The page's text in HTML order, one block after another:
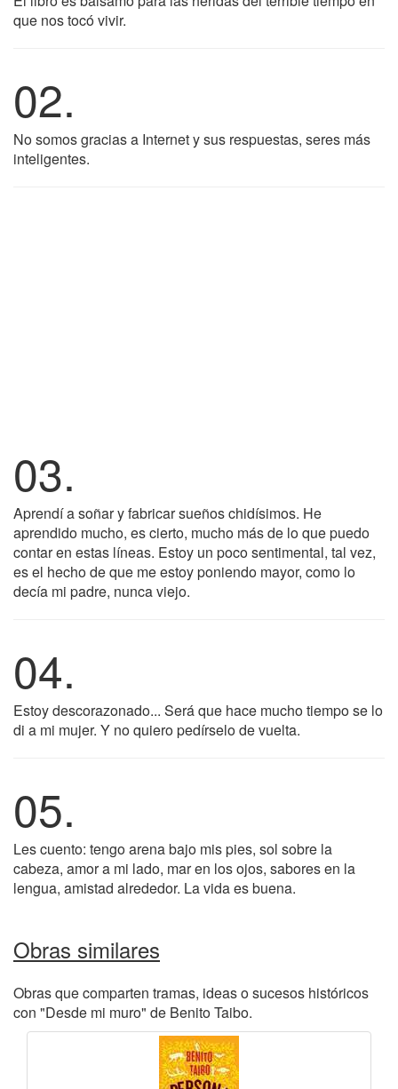
que nos tocó vivir.
02.
No somos gracias a Internet y sus respuestas, seres más
inteligentes.
03.
Aprendí a soñar y fabricar sueños chidísimos. He
aprendido mucho, es cierto, mucho más de lo que puedo
contar en estas líneas. Estoy un poco sentimental, tal vez,
es el hecho de que me estoy poniendo mayor, como lo
decía mi padre, nunca viejo.
04.
Estoy descorazonado... Será que hace mucho tiempo se lo
di a mi mujer. Y no quiero pedírselo de vuelta.
05.
Les cuento: tengo arena bajo mis pies, sol sobre la
cabeza, amor a mi lado, mar en los ojos, sabores en la
lengua, amistad alrededor. La vida es buena.
Obras similares
Obras que comparten tramas, ideas o sucesos históricos
con "Desde mi muro" de Benito Taibo.